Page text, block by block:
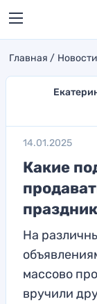
Главная
14.01.2025
Какие
На
массово
вручили